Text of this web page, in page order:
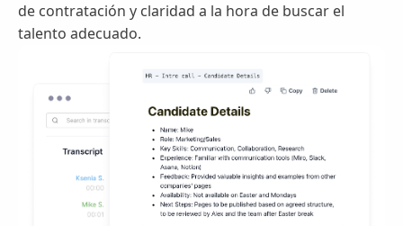
de contratación y claridad a la hora de buscar el
talento adecuado.